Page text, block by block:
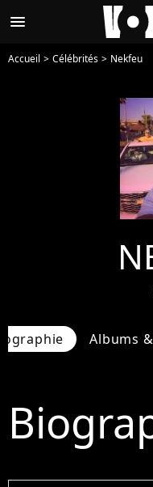
menu
Accueil Célébrités Nekfeu
Albums